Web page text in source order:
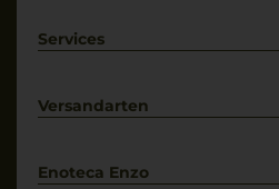
Weißwein
Services
Kontakt
Versandarten
Enoteca Enzo